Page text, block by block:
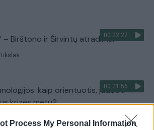
Process My Personal Information
00:22:27
– Birštono ir Širvintų atradimai
tikslas
00:21:56
kaip orientuotis, judėti ir
krizės metu?